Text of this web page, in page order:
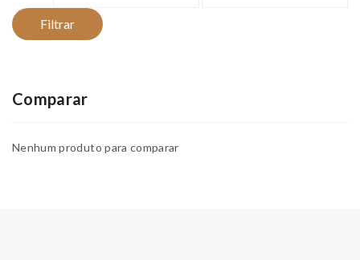
Filtrar
Comparar
Nenhum produto para comparar